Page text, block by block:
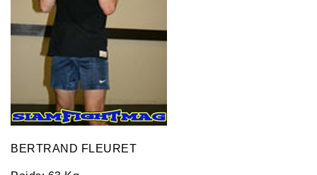
BERTRAND FLEURET